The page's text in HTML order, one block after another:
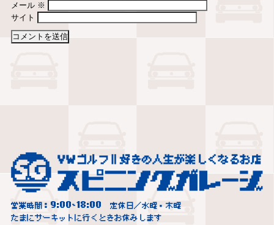
メール ※
サイト
営業時間： 9:00~18:00
定休日／水曜・木曜
たまにサーキットに行くときお休みします